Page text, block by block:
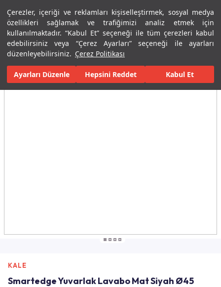
Çerezler, içeriği ve reklamları kişiselleştirmek, sosyal medya
özellikleri sağlamak ve trafiğimizi analiz etmek için
kullanılmaktadır. “Kabul Et” seçeneği ile tüm çerezleri kabul
edebilirsiniz veya “Çerez Ayarları” seçeneği ile ayarları
düzenleyebilirsiniz. Çerez Politikası
Ayarları Düzenle Hepsini Reddet Kabul Et
Menü Menü
Ana Sayfa Banyolar Seramik Banyo Ürünleri Lavabolar
Tüm Görseller(3)
KALE
Smartedge Yuvarlak Lavabo Mat Siyah Ø45